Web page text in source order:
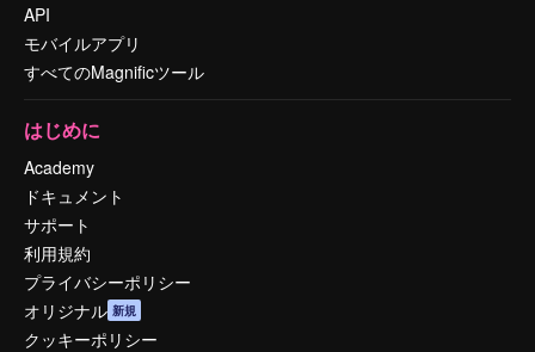
API
モバイルアプリ
すべてのMagnificツール
はじめに
Academy
ドキュメント
サポート
利用規約
プライバシーポリシー
オリジナル 新規
クッキーポリシー